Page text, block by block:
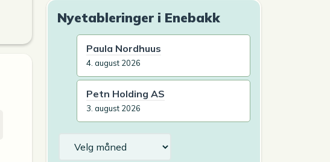
Nyetableringer i Enebakk
Paula Nordhuus
4. august 2026
Petn Holding AS
3. august 2026